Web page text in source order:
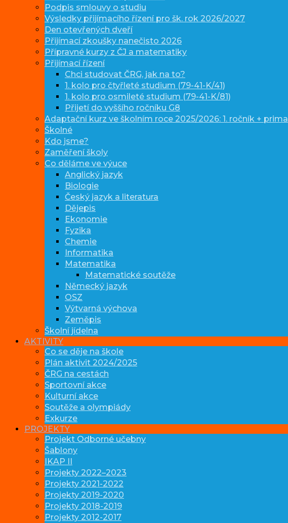
Podpis smlouvy o studiu
Výsledky přijímacího řízení pro šk. rok 2026/2027
Den otevřených dveří
Přijímací zkoušky nanečisto 2026
Přípravné kurzy z ČJ a matematiky
Přijímací řízení
Chci studovat ČRG, jak na to?
1. kolo pro čtyřleté studium (79-41-K/41)
1. kolo pro osmileté studium (79-41-K/81)
Přijetí do vyššího ročníku G8
Adaptační kurz ve školním roce 2025/2026: 1. ročník + prima
Školné
Kdo jsme?
Zaměření školy
Co děláme ve výuce
Anglický jazyk
Biologie
Český jazyk a literatura
Dějepis
Ekonomie
Fyzika
Chemie
Informatika
Matematika
Matematické soutěže
Německý jazyk
OSZ
Výtvarná výchova
Zeměpis
Školní jídelna
AKTIVITY
Co se děje na škole
Plán aktivit 2024/2025
ČRG na cestách
Sportovní akce
Kulturní akce
Soutěže a olympiády
Exkurze
PROJEKTY
Projekt Odborné učebny
Šablony
IKAP II
Projekty 2022–2023
Projekty 2021-2022
Projekty 2019-2020
Projekty 2018-2019
Projekty 2012-2017